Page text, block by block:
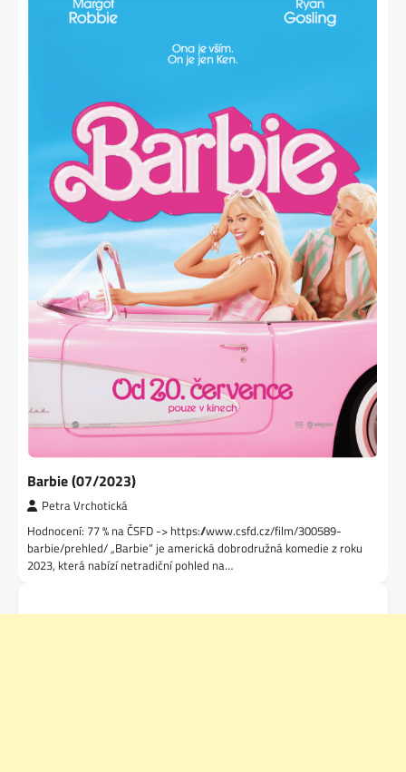
Barbie (07/2023)
Petra Vrchotická
Hodnocení: 77 % na ČSFD -> https://www.csfd.cz/film/300589-
barbie/prehled/ „Barbie“ je americká dobrodružná komedie z roku
2023, která nabízí netradiční pohled na…